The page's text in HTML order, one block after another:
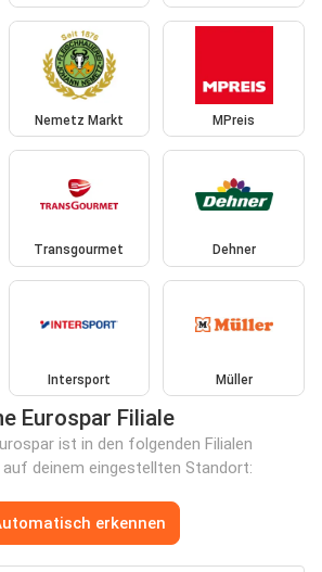
Nemetz Markt MPreis
Transgourmet Dehner
Intersport Müller
Eurospar Filiale
ist in den folgenden Filialen
deinem eingestellten Standort:
erkennen